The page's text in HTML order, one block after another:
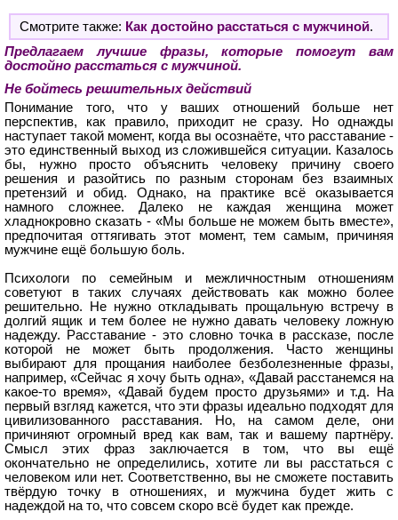
Смотрите также: Как достойно расстаться с мужчиной.
Предлагаем лучшие фразы, которые помогут вам
достойно расстаться с мужчиной.
Не бойтесь решительных действий
Понимание того, что у ваших отношений больше нет
перспектив, как правило, приходит не сразу. Но однажды
наступает такой момент, когда вы осознаёте, что расставание -
это единственный выход из сложившейся ситуации. Казалось
бы, нужно просто объяснить человеку причину своего
решения и разойтись по разным сторонам без взаимных
претензий и обид. Однако, на практике всё оказывается
намного сложнее. Далеко не каждая женщина может
хладнокровно сказать - «Мы больше не можем быть вместе»,
предпочитая оттягивать этот момент, тем самым, причиняя
мужчине ещё большую боль.
Психологи по семейным и межличностным отношениям
советуют в таких случаях действовать как можно более
решительно. Не нужно откладывать прощальную встречу в
долгий ящик и тем более не нужно давать человеку ложную
надежду. Расставание - это словно точка в рассказе, после
которой не может быть продолжения. Часто женщины
выбирают для прощания наиболее безболезненные фразы,
например, «Сейчас я хочу быть одна», «Давай расстанемся на
какое-то время», «Давай будем просто друзьями» и т.д. На
первый взгляд кажется, что эти фразы идеально подходят для
цивилизованного расставания. Но, на самом деле, они
причиняют огромный вред как вам, так и вашему партнёру.
Смысл этих фраз заключается в том, что вы ещё
окончательно не определились, хотите ли вы расстаться с
человеком или нет. Соответственно, вы не сможете поставить
твёрдую точку в отношениях, и мужчина будет жить с
надеждой на то, что совсем скоро всё будет как прежде.